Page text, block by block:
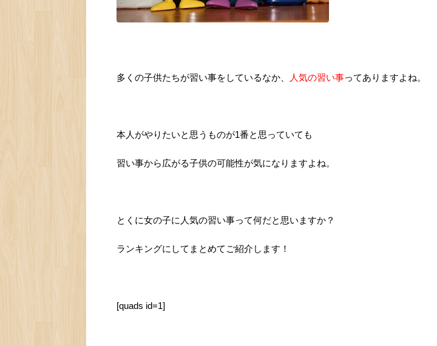
多くの子供たちが習い事をしているなか、 人気の習い事ってありますよね。
本人がやりたいと思うものが1番と思っていても
習い事から広がる子供の可能性が気になりますよね。
とくに女の子に人気の習い事って何だと思いますか？
ランキングにしてまとめてご紹介します！
[quads id=1]